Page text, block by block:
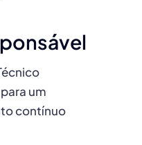
um
contínuo